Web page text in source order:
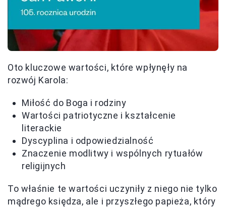
Oto kluczowe wartości, które wpłynęły na
rozwój Karola:
Miłość do Boga i rodziny
Wartości patriotyczne i kształcenie
literackie
Dyscyplina i odpowiedzialność
Znaczenie modlitwy i wspólnych rytuałów
religijnych
To właśnie te wartości uczyniły z niego nie tylko
mądrego księdza, ale i przyszłego papieża, który